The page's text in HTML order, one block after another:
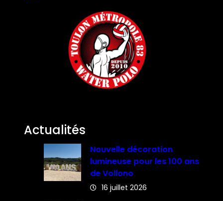
Actualités
Nouvelle décoration
lumineuse pour les 100 ans
de Vollono
16 juillet 2026